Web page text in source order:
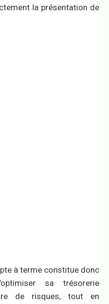
la présentation de
à terme constitue donc
sa trésorerie
de risques, tout en